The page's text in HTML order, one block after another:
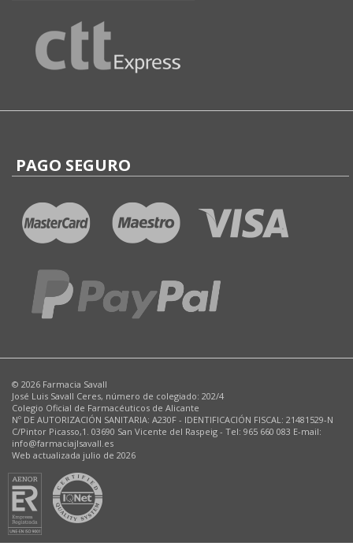
PAGO SEGURO
© 2026 Farmacia Savall
José Luis Savall Ceres, número de colegiado: 202/4
Colegio Oficial de Farmacéuticos de Alicante
Nº DE AUTORIZACIÓN SANITARIA: A230F - IDENTIFICACIÓN FISCAL: 21481529-N
C/Pintor Picasso,1. 03690 San Vicente del Raspeig - Tel: 965 660 083 E-mail:
info@farmaciajlsavall.es
Web actualizada julio de 2026